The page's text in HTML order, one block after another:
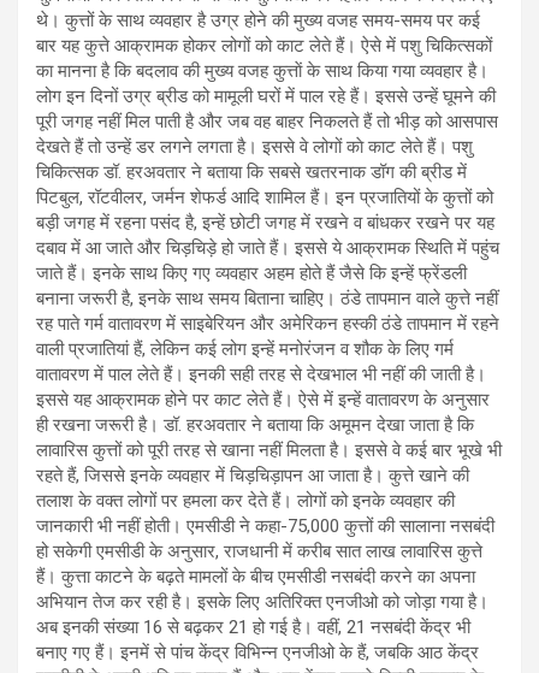
थे। कुत्तों के साथ व्यवहार है उग्र होने की मुख्य वजह समय-समय पर कई
बार यह कुत्ते आक्रामक होकर लोगों को काट लेते हैं। ऐसे में पशु चिकित्सकों
का मानना है कि बदलाव की मुख्य वजह कुत्ताें के साथ किया गया व्यवहार है।
लोग इन दिनों उग्र ब्रीड को मामूली घरों में पाल रहे हैं। इससे उन्हें घूमने की
पूरी जगह नहीं मिल पाती है और जब वह बाहर निकलते हैं तो भीड़ को आसपास
देखते हैं तो उन्हें डर लगने लगता है। इससे वे लोगों काे काट लेते हैं। पशु
चिकित्सक डॉ. हरअवतार ने बताया कि सबसे खतरनाक डॉग की ब्रीड में
पिटबुल, रॉटवीलर, जर्मन शेफर्ड आदि शामिल हैं। इन प्रजातियों के कुत्तों को
बड़ी जगह में रहना पसंद है, इन्हें छोटी जगह में रखने व बांधकर रखने पर यह
दबाव में आ जाते और चिड़चिड़े हो जाते हैं। इससे ये आक्रामक स्थिति में पहुंच
जाते हैं। इनके साथ किए गए व्यवहार अहम होते हैं जैसे कि इन्हें फ्रेंडली
बनाना जरूरी है, इनके साथ समय बिताना चाहिए। ठंडे तापमान वाले कुत्ते नहीं
रह पाते गर्म वातावरण में साइबेरियन और अमेरिकन हस्की ठंडे तापमान में रहने
वाली प्रजातियां हैं, लेकिन कई लोग इन्हें मनोरंजन व शौक के लिए गर्म
वातावरण में पाल लेते हैं। इनकी सही तरह से देखभाल भी नहीं की जाती है।
इससे यह आक्रामक होने पर काट लेते हैं। ऐसे में इन्हें वातावरण के अनुसार
ही रखना जरूरी है। डॉ. हरअवतार ने बताया कि अमूमन देखा जाता है कि
लावारिस कुत्तों को पूरी तरह से खाना नहीं मिलता है। इससे वे कई बार भूखे भी
रहते हैं, जिससे इनके व्यवहार में चिड़चिड़ापन आ जाता है। कुत्ते खाने की
तलाश के वक्त लोगों पर हमला कर देते हैं। लोगों को इनके व्यवहार की
जानकारी भी नहीं होती। एमसीडी ने कहा-75,000 कुत्तों की सालाना नसबंदी
हो सकेगी एमसीडी के अनुसार, राजधानी में करीब सात लाख लावारिस कुत्ते
हैं। कुत्ता काटने के बढ़ते मामलों के बीच एमसीडी नसबंदी करने का अपना
अभियान तेज कर रही है। इसके लिए अतिरिक्त एनजीओ को जोड़ा गया है।
अब इनकी संख्या 16 से बढ़कर 21 हो गई है। वहीं, 21 नसबंदी केंद्र भी
बनाए गए हैं। इनमें से पांच केंद्र विभिन्न एनजीओ के हैं, जबकि आठ केंद्र